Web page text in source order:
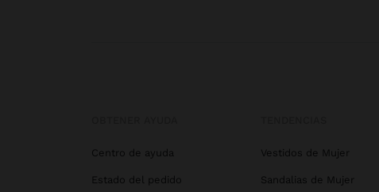
Centro de ayuda
Estado del pedido
Vestidos de Mujer
Sandalias de Mujer